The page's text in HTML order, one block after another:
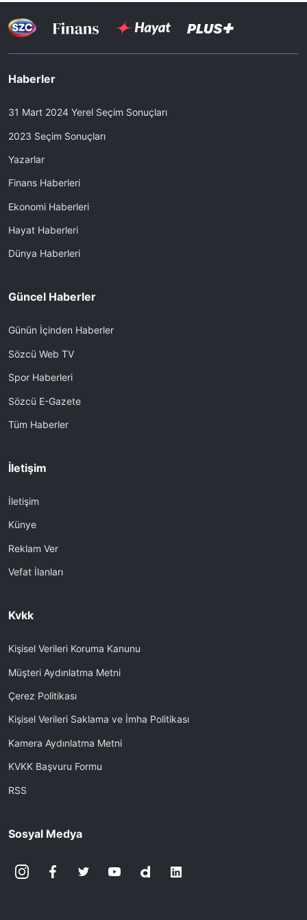
Haberler
31 Mart 2024 Yerel Seçim Sonuçları
2023 Seçim Sonuçları
Yazarlar
Finans Haberleri
Ekonomi Haberleri
Hayat Haberleri
Dünya Haberleri
Güncel Haberler
Günün İçinden Haberler
Sözcü Web TV
Spor Haberleri
Sözcü E-Gazete
Tüm Haberler
İletişim
İletişim
Künye
Reklam Ver
Vefat İlanları
Kvkk
Kişisel Verileri Koruma Kanunu
Müşteri Aydınlatma Metni
Çerez Politikası
Kişisel Verileri Saklama ve İmha Politikası
Kamera Aydınlatma Metni
KVKK Başvuru Formu
RSS
Sosyal Medya